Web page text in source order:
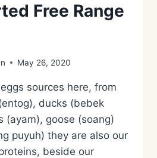
Free Range
May 26, 2020
sources here, from
ducks (bebek
(ayam), goose (soang)
puyuh) they are also our
beside our